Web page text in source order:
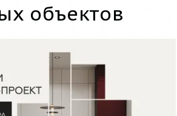
объектов